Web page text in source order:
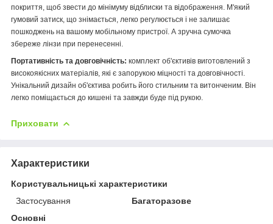
покриття, щоб звести до мінімуму відблиски та відображення. М'який
гумовий затиск, що знімається, легко регулюється і не залишає
пошкоджень на вашому мобільному пристрої. А зручна сумочка
збереже лінзи при перенесенні.
Портативність та довговічність: комплект об'єктивів виготовлений з
високоякісних матеріалів, які є запорукою міцності та довговічності.
Унікальний дизайн об'єктива робить його стильним та витонченим. Він
легко поміщається до кишені та завжди буде під рукою.
Приховати
Характеристики
Користувальницькі характеристики
Застосування
Багаторазове
Основні